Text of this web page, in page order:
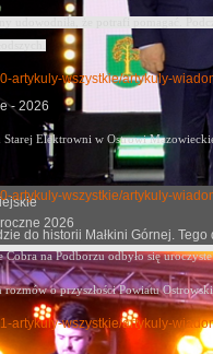
do historii Małkini Górnej.
artykuly-wszystkie/artykuly-
- 2026
Elektrowni w Ostrowi
artykuly-wszystkie/artykuly-
2026
na Podborzu odbyło się
rozmów o przyszłości Powiatu
artykuly-wszystkie/artykuly-